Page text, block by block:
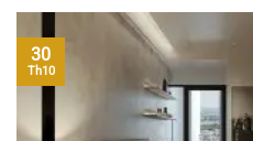
30
Th10